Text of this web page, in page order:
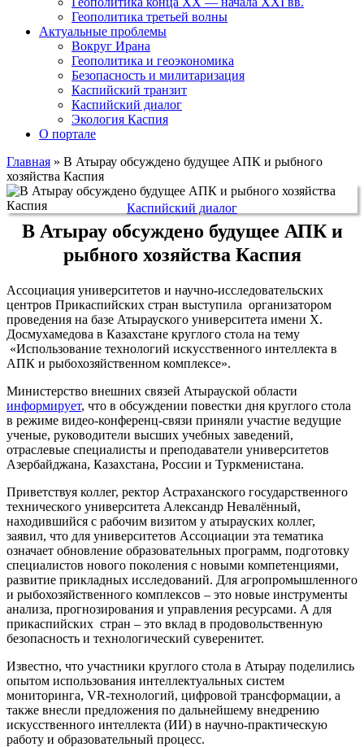
Геополитика третьей волны
Актуальные проблемы
Вокруг Ирана
Геополитика и геоэкономика
Безопасность и милитаризация
Каспийский транзит
Каспийский диалог
Экология Каспия
О портале
Главная » В Атырау обсуждено будущее АПК и рыбного
хозяйства Каспия
Каспийский диалог
В Атырау обсуждено будущее АПК и
рыбного хозяйства Каспия
Ассоциация университетов и научно-исследовательских
центров Прикаспийских стран выступила организатором
проведения на базе Атырауского университета имени Х.
Досмухамедова в Казахстане круглого стола на тему
«Использование технологий искусственного интеллекта в
АПК и рыбохозяйственном комплексе».
Министерство внешних связей Атырауской области
информирует, что в обсуждении повестки дня круглого стола
в режиме видео-конференц-связи приняли участие ведущие
ученые, руководители высших учебных заведений,
отраслевые специалисты и преподаватели университетов
Азербайджана, Казахстана, России и Туркменистана.
Приветствуя коллег, ректор Астраханского государственного
технического университета Александр Невалённый,
находившийся с рабочим визитом у атырауских коллег,
заявил, что для университетов Ассоциации эта тематика
означает обновление образовательных программ, подготовку
специалистов нового поколения с новыми компетенциями,
развитие прикладных исследований. Для агропромышленного
и рыбохозяйственного комплексов – это новые инструменты
анализа, прогнозирования и управления ресурсами. А для
прикаспийских стран – это вклад в продовольственную
безопасность и технологический суверенитет.
Известно, что участники круглого стола в Атырау поделились
опытом использования интеллектуальных систем
мониторинга, VR-технологий, цифровой трансформации, а
также внесли предложения по дальнейшему внедрению
искусственного интеллекта (ИИ) в научно-практическую
работу и образовательный процесс.